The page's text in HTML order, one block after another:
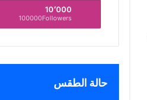
10٬000
100000Followers
حالة الطقس